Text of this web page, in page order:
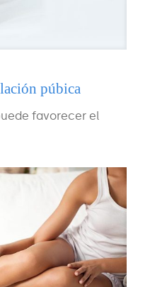
púbica
favorecer el